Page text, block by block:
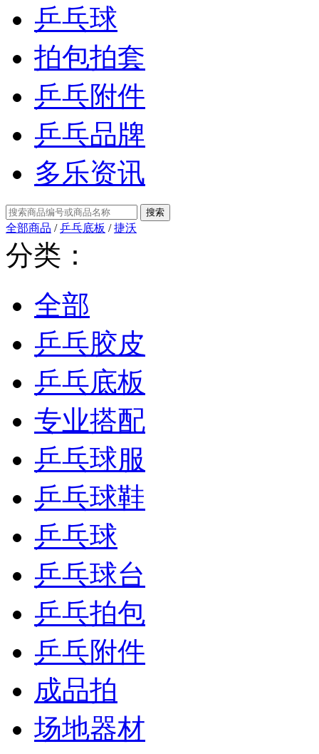
乒乓球
拍包拍套
乒乓附件
乒乓品牌
多乐资讯
全部商品 /乒乓底板 /捷沃
分类：
全部
乒乓胶皮
乒乓底板
专业搭配
乒乓球服
乒乓球鞋
乒乓球
乒乓球台
乒乓拍包
乒乓附件
成品拍
场地器材